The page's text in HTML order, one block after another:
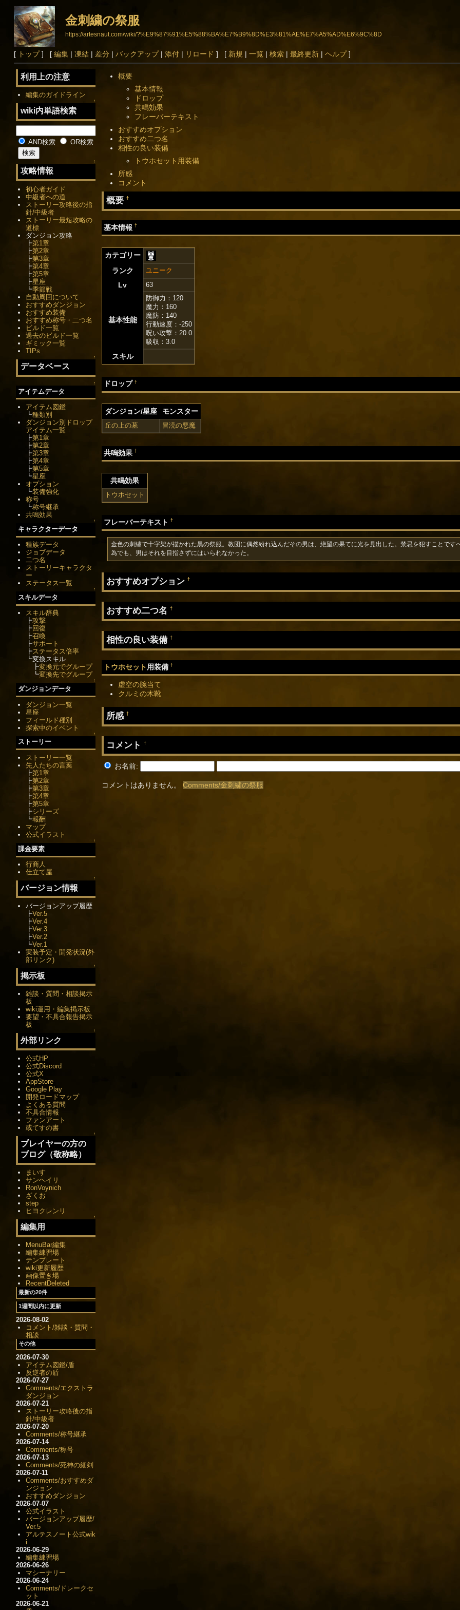
金刺繍の祭服
https://artesnaut.com/wiki/?%E9%87%91%E5%88%BA%E7%B9%8D%E3%81%AE%E7%A5%AD%E6%9C%8D
[ トップ] [ 編集| 凍結| 差分| バックアップ| 添付| リロード ] [ 新規 | 一覧| 検索| 最終更新| ヘルプ]
概要
基本情報
ドロップ
共鳴効果
フレーバーテキスト
おすすめオプション
おすすめ二つ名
相性の良い装備
トウホセット用装備
所感
コメント
概要 †
基本情報 †
カテゴリー
ランク
ユニーク
Lv 63
基本性能
防御力：120
魔力：160
魔防：140
行動速度：-250
呪い攻撃：20.0
吸収：3.0
スキル
ドロップ †
ダンジョン/星座 モンスター
丘の上の墓 冒涜の悪魔
共鳴効果 †
共鳴効果
トウホセット
フレーバーテキスト †
金色の刺繍で十字架が描かれた黒の祭服。教団に偶然紛れ込んだその男は、絶望の果てに光を見出した。禁忌を犯すことで
為でも、男はそれを目指さずにはいられなかった。
おすすめオプション †
おすすめ二つ名 †
相性の良い装備 †
トウホセット用装備 †
虚空の腕当て
クルミの木靴
所感 †
コメント †
お名前:
コメントはありません。 Comments/金刺繍の祭服
利用上の注意
編集のガイドライン
↑
wiki内単語検索
AND検索 OR検索
↑
攻略情報
初心者ガイド
中級者への道
ストーリー攻略後の指
針/中級者
ストーリー最短攻略の
道標
ダンジョン攻略
┣第1章
┣第2章
┣第3章
┣第4章
┣第5章
┣星座
┗季節戦
自動周回について
おすすめダンジョン
おすすめ装備
おすすめ称号・二つ名
ビルド一覧
過去のビルド一覧
ギミック一覧
TIPs
↑
データベース
↑
アイテムデータ
アイテム図鑑
┗種類別
ダンジョン別ドロップ
アイテム一覧
┣第1章
┣第2章
┣第3章
┣第4章
┣第5章
┗星座
オプション
┗装備強化
称号
┗称号継承
共鳴効果
↑
キャラクターデータ
種族データ
ジョブデータ
二つ名
ストーリーキャラクタ
ー
ステータス一覧
↑
スキルデータ
スキル辞典
┣攻撃
┣回復
┣召喚
┣サポート
┣ステータス倍率
┗変換スキル
┣変換元でグループ
┗変換先でグループ
↑
ダンジョンデータ
ダンジョン一覧
星座
フィールド種別
探索中のイベント
↑
ストーリー
ストーリー一覧
先人たちの言葉
┣第1章
┣第2章
┣第3章
┣第4章
┣第5章
┣シリーズ
┗報酬
マップ
公式イラスト
↑
課金要素
行商人
仕立て屋
↑
バージョン情報
バージョンアップ履歴
┣Ver.5
┣Ver.4
┣Ver.3
┣Ver.2
┗Ver.1
実装予定・開発状況(外
部リンク)
↑
掲示板
雑談・質問・相談掲示
板
wiki運用・編集掲示板
要望・不具合報告掲示
板
↑
外部リンク
公式HP
公式Discord
公式X
AppStore
Google Play
開発ロードマップ
よくある質問
不具合情報
ファンアート
或てすの書
↑
プレイヤーの方の
ブログ（敬称略）
まいす
サンヘイリ
RonVoynich
ざくお
step
ヒヨクレンリ
↑
編集用
MenuBar編集
編集練習場
テンプレート
wiki更新履歴
画像置き場
RecentDeleted
最新の20件
1週間以内に更新
2026-08-02
コメント/雑談・質問・
相談
その他
2026-07-30
アイテム図鑑/盾
反逆者の盾
2026-07-27
Comments/エクストラ
ダンジョン
2026-07-21
ストーリー攻略後の指
針/中級者
2026-07-20
Comments/称号継承
2026-07-14
Comments/称号
2026-07-13
Comments/死神の細剣
2026-07-11
Comments/おすすめダ
ンジョン
おすすめダンジョン
2026-07-07
公式イラスト
バージョンアップ履歴/
Ver.5
アルテスノート公式wik
i
2026-06-29
編集練習場
2026-06-26
マシーナリー
2026-06-24
Comments/ドレークセ
ット
2026-06-21